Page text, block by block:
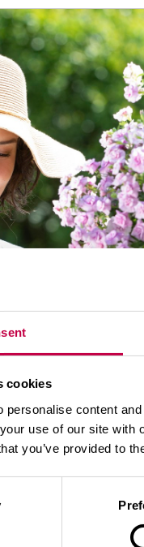
cookies
personalise content
use of our site
you’ve provided to